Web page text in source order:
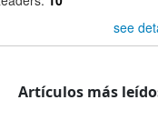
see
Artículos más